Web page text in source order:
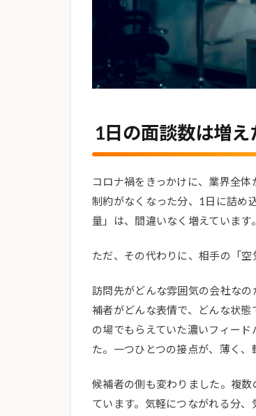
1日の面談数は増
コロナ禍をきっかけに、業界全
制約がなくなった分、1日に詰め
量」は、間違いなく増えています。
ただ、その代わりに、相手の「空
訪問先がどんな雰囲気の会社な
補者がどんな表情で、どんな状
の場でもらえていた濃いフィー
た。一つひとつの接点が、薄く、
候補者の側も変わりました。複
ています。気軽につながれる分